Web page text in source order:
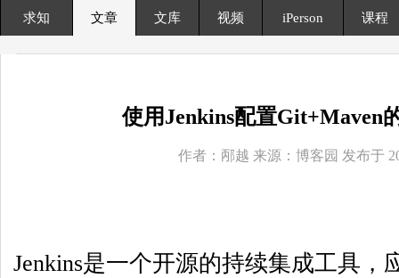
求知 文章 文库 视频 iPerson 课程
使用Jenkins配置Git+Maven
作者：邴越 来源：博客园 发布于
Jenkins是一个开源的持续集成工具，